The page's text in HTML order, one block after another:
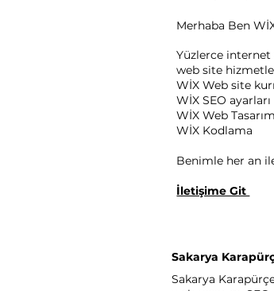
Merhaba Ben
Yüzlerce internet
web site
WİX Web site
WİX SEO ayarları
WİX Web Tasarım
WİX Kodlama ​
Benimle her an
İletişime Git
Sakarya
Sakarya